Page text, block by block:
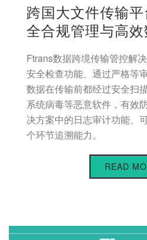
跨国大文件传输
全合规管理与高
Ftrans数据跨境传输管控解
安全检查功能、通过严格等
数据在传输前都经过安全扫
系统病毒等恶意软件，有效
决方案中的日志审计功能、
个环节追溯能力。
READ